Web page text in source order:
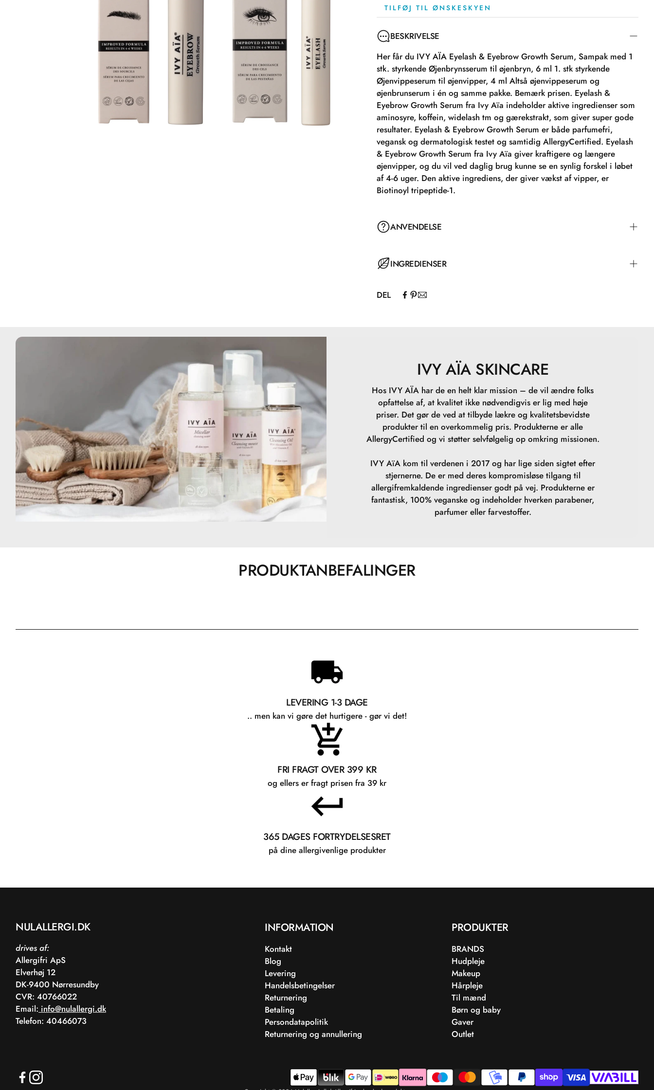
TILFØJ TIL ØNSKESKYEN
BESKRIVELSE
Her får du IVY AÏA Eyelash & Eyebrow Growth Serum, Sampak med 1
stk. styrkende Øjenbrynsserum til øjenbryn, 6 ml 1. stk styrkende
Øjenvippeserum til øjenvipper, 4 ml Altså øjenvippeserum og
øjenbrunserum i én og samme pakke. Bemærk prisen. Eyelash &
Eyebrow Growth Serum fra Ivy Aïa indeholder aktive ingredienser som
aminosyre, koffein, widelash tm og gærekstrakt, som giver super gode
resultater. Eyelash & Eyebrow Growth Serum er både parfumefri,
vegansk og dermatologisk testet og samtidig AllergyCertified. Eyelash
& Eyebrow Growth Serum fra Ivy Aïa giver kraftigere og længere
øjenvipper, og du vil ved daglig brug kunne se en synlig forskel i løbet
af 4-6 uger. Den aktive ingrediens, der giver vækst af vipper, er
Biotinoyl tripeptide-1.
ANVENDELSE
INGREDIENSER
DEL
IVY AÏA SKINCARE
Hos IVY AÏA har de en helt klar mission – de vil ændre folks
opfattelse af, at kvalitet ikke nødvendigvis er lig med høje
priser. Det gør de ved at tilbyde lækre og kvalitetsbevidste
produkter til en overkommelig pris. Produkterne er alle
AllergyCertified og vi støtter selvfølgelig op omkring missionen.
IVY AïA kom til verdenen i 2017 og har lige siden sigtet efter
stjernerne. De er med deres kompromisløse tilgang til
allergifremkaldende ingredienser godt på vej. Produkterne er
fantastisk, 100% veganske og indeholder hverken parabener,
parfumer eller farvestoffer.
PRODUKTANBEFALINGER
LEVERING 1-3 DAGE
.. men kan vi gøre det hurtigere - gør vi det!
FRI FRAGT OVER 399 KR
og ellers er fragt prisen fra 39 kr
365 DAGES FORTRYDELSESRET
på dine allergivenlige produkter
NULALLERGI.DK
drives af:
Allergifri ApS
Elverhøj 12
DK-9400 Nørresundby
CVR: 40766022
Email: info@nulallergi.dk
Telefon: 40466073
INFORMATION
Kontakt
Blog
Levering
Handelsbetingelser
Returnering
Betaling
Persondatapolitik
Returnering og annullering
PRODUKTER
BRANDS
Hudpleje
Makeup
Hårpleje
Til mænd
Børn og baby
Gaver
Outlet